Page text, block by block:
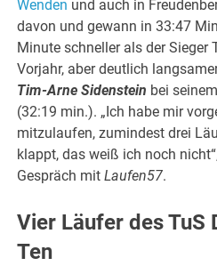
Wenden und auch in
davon und gewann in 33:47
Minute schneller als der Sieger
Vorjahr, aber deutlich
Tim-Arne Sidenstein bei
(32:19 min.). „Ich habe mir
mitzulaufen, zumindest drei
klappt, das weiß ich noch
Gespräch mitLaufen57.
Vier Läufer des TuS
Ten